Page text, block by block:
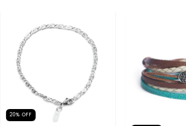
20% OFF